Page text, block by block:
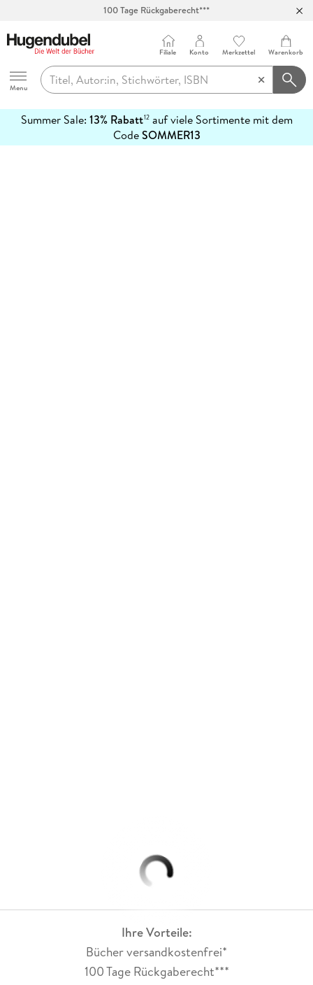
100 Tage Rückgaberecht***
Hugendubel
Menu
Filiale Konto Merkzettel Warenkorb
Summer Sale: 13% Rabatt12auf viele Sortimente mit dem
CodeSOMMER13
erfahren
Ihre Vorteile:
Bücher versandkostenfrei*
100 Tage Rückgaberecht***